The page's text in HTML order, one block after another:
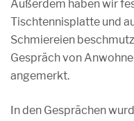
Außerdem haben wir
Tischtennisplatte und
Schmiereien
Gespräch von
angemerkt.
In den Gesprächen